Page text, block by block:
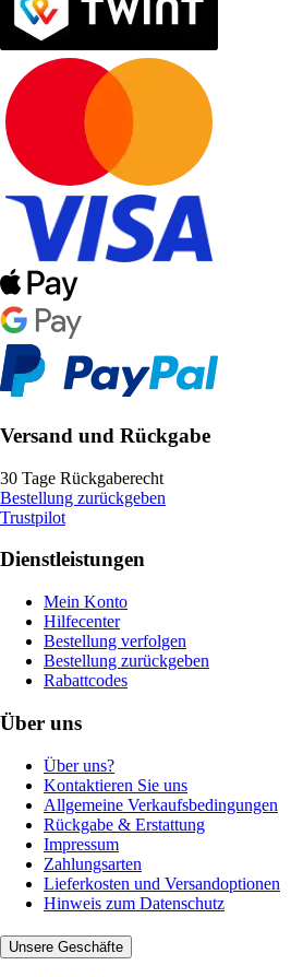
Versand und Rückgabe
30 Tage Rückgaberecht
Bestellung zurückgeben
Trustpilot
Dienstleistungen
Mein Konto
Hilfecenter
Bestellung verfolgen
Bestellung zurückgeben
Rabattcodes
Über uns
Über uns?
Kontaktieren Sie uns
Allgemeine Verkaufsbedingungen
Rückgabe & Erstattung
Impressum
Zahlungsarten
Lieferkosten und Versandoptionen
Hinweis zum Datenschutz
Unsere Geschäfte